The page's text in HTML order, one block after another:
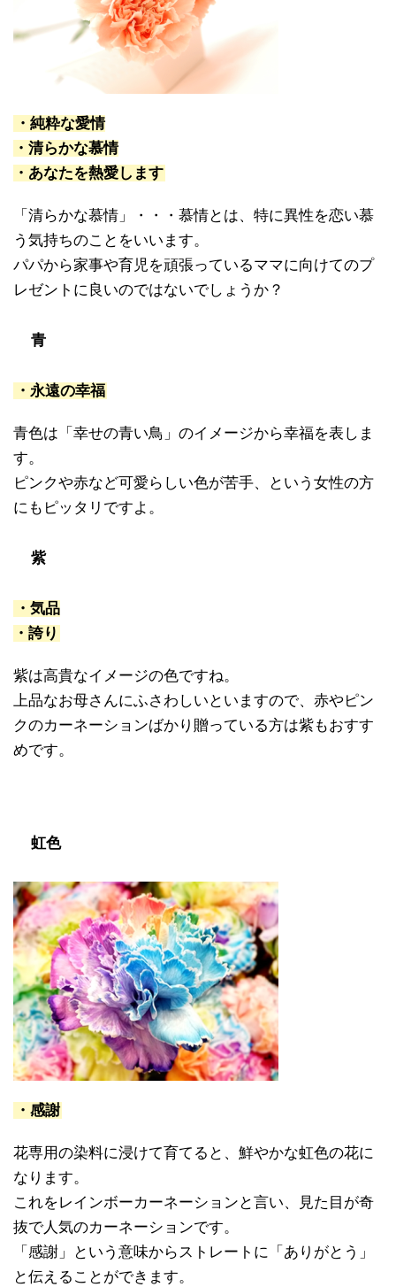
・純粋な愛情
・清らかな慕情
・ あなたを熱愛します
「清らかな慕情」・・・慕情とは、特に異性を恋い慕
う気持ちのことをいいます。
パパから家事や育児を頑張っているママに向けてのプ
レゼントに良いのではないでしょうか？
青
・永遠の幸福
青色は「幸せの青い鳥」のイメージから幸福を表しま
す。
ピンクや赤など可愛らしい色が苦手、という女性の方
にもピッタリですよ。
紫
・気品
・誇り
紫は高貴なイメージの色ですね。
上品なお母さんにふさわしいといますので、赤やピン
クのカーネーションばかり贈っている方は紫もおすす
めです。
虹色
・感謝
花専用の染料に浸けて育てると、鮮やかな虹色の花に
なります。
これをレインボーカーネーションと言い、見た目が奇
抜で人気のカーネーションです。
「感謝」という意味からストレートに「ありがとう」
と伝えることができます。